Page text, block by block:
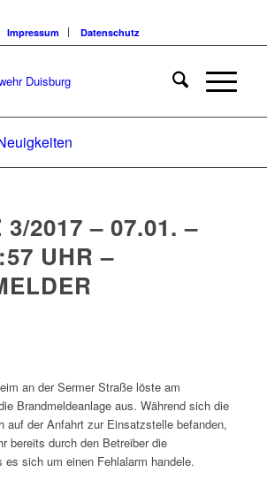
Impressum Datenschutz
3/2017 – 07.01. –
UHR –
an der Sermer Straße löste am
Brandmeldeanlage aus. Während sich die
auf der Anfahrt zur Einsatzstelle befanden,
bereits durch den Betreiber die
es sich um einen Fehlalarm handele.